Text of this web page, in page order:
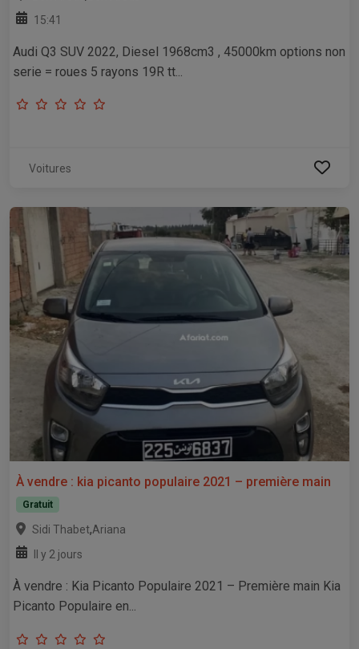
15:41
Audi Q3 SUV 2022, Diesel 1968cm3 , 45000km options non
serie = roues 5 rayons 19R tt...
Voitures
À vendre : kia picanto populaire 2021 – première main
Gratuit
Sidi Thabet,Ariana
Il y 2 jours
À vendre : Kia Picanto Populaire 2021 – Première main Kia
Picanto Populaire en...